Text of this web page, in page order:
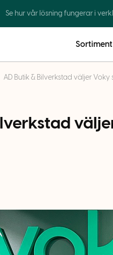
Se hur vår lösning fungerar i
Sortiment
AD Butik & Bilverkstad väljer